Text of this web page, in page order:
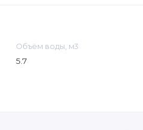
Объём воды, м3
5.7